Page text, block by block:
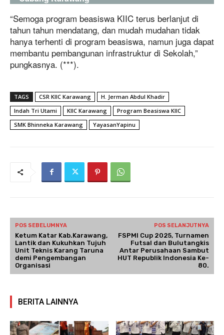
“Semoga program beasiswa KIIC terus berlanjut di
tahun tahun mendatang, dan mudah mudahan tidak
hanya terhenti di program beasiswa, namun juga dapat
membantu pembangunan infrastruktur di Sekolah,”
pungkasnya. (***).
TAGS CSR KIIC Karawang
H. Jerman Abdul Khadir
Indah Tri Utami
KIIC Karawang
Program Beasiswa KIIC
SMK Bhinneka Karawang
YayasanYapinu
POS SEBELUMNYA
Ketum Katar Kab.Karawang,
Lantik dan Kukuhkan Tujuh
Unit Teknis Karang Taruna
demi Pengembangan
Organisasi
POS SELANJUTNYA
FSPMI Cup 2025, Turnamen
Futsal dan Bulutangkis
Antar Perusahaan Sambut
HUT Republik Indonesia Ke-
80.
BERITA LAINNYA